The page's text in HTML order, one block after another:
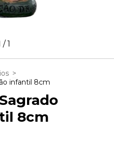
/1
>
infantil 8cm
8cm